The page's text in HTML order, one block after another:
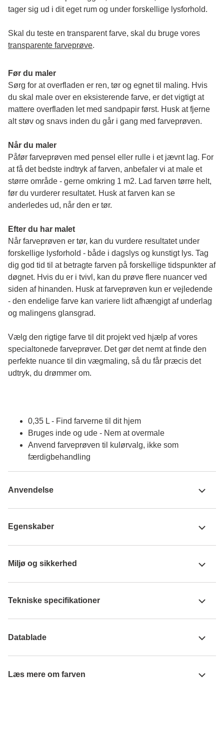
tager sig ud i dit eget rum og under forskellige lysforhold.
transparente farveprøve.
Før du maler
Sørg for at overfladen er ren, tør og egnet til maling. Hvis
du skal male over en eksisterende farve, er det vigtigt at
mattere overfladen let med sandpapir først. Husk at fjerne
alt støv og snavs inden du går i gang med farveprøven.
Når du maler
Påfør farveprøven med pensel eller rulle i et jævnt lag. For
at få det bedste indtryk af farven, anbefaler vi at male et
større område - gerne omkring 1 m2. Lad farven tørre helt,
før du vurderer resultatet. Husk at farven kan se
anderledes ud, når den er tør.
Efter du har malet
Når farveprøven er tør, kan du vurdere resultatet under
forskellige lysforhold - både i dagslys og kunstigt lys. Tag
dig god tid til at betragte farven på forskellige tidspunkter af
døgnet. Hvis du er i tvivl, kan du prøve flere nuancer ved
siden af hinanden. Husk at farveprøven kun er vejledende
- den endelige farve kan variere lidt afhængigt af underlag
og malingens glansgrad.
Vælg den rigtige farve til dit projekt ved hjælp af vores
specialtonede farveprøver. Det gør det nemt at finde den
perfekte nuance til din vægmaling, så du får præcis det
udtryk, du drømmer om.
0,35 L - Find farverne til dit hjem
Bruges inde og ude - Nem at overmale
Anvend farveprøven til kulørvalg, ikke som
færdigbehandling
Anvendelse
Egenskaber
Miljø og sikkerhed
Tekniske specifikationer
Datablade
Læs mere om farven